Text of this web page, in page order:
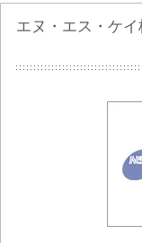
エヌ・エス・ケ